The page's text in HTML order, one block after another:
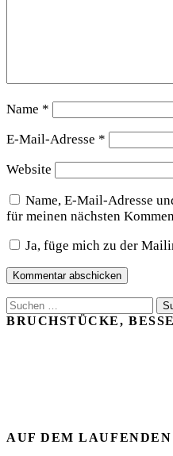
Name *
E-Mail-Adresse *
Website
Name, E-Mail-Adresse
für meinen nächsten
Ja, füge mich zu der
Suchen
nach:
BRUCHSTÜCKE,
AUF DEM